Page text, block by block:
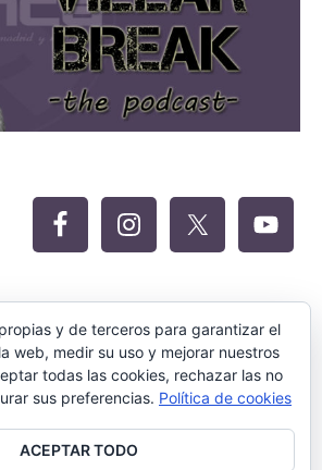
y de terceros para garantizar el
web, medir su uso y mejorar nuestros
todas las cookies, rechazar las no
sus preferencias. Política de cookies
ACEPTAR TODO